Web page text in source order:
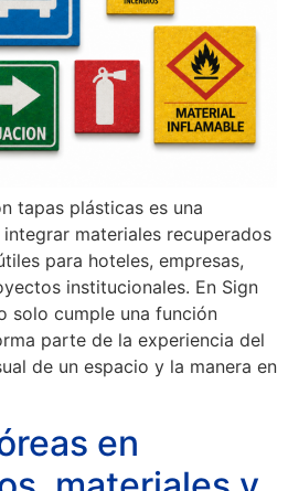
tapas plásticas es una
materiales recuperados
para hoteles, empresas,
institucionales. En Sign
solo cumple una función
parte de la experiencia del
de un espacio y la manera en
en